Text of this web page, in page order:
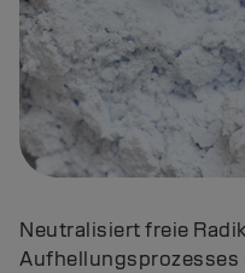
Neutralisiert freie
Aufhellungsprozesses